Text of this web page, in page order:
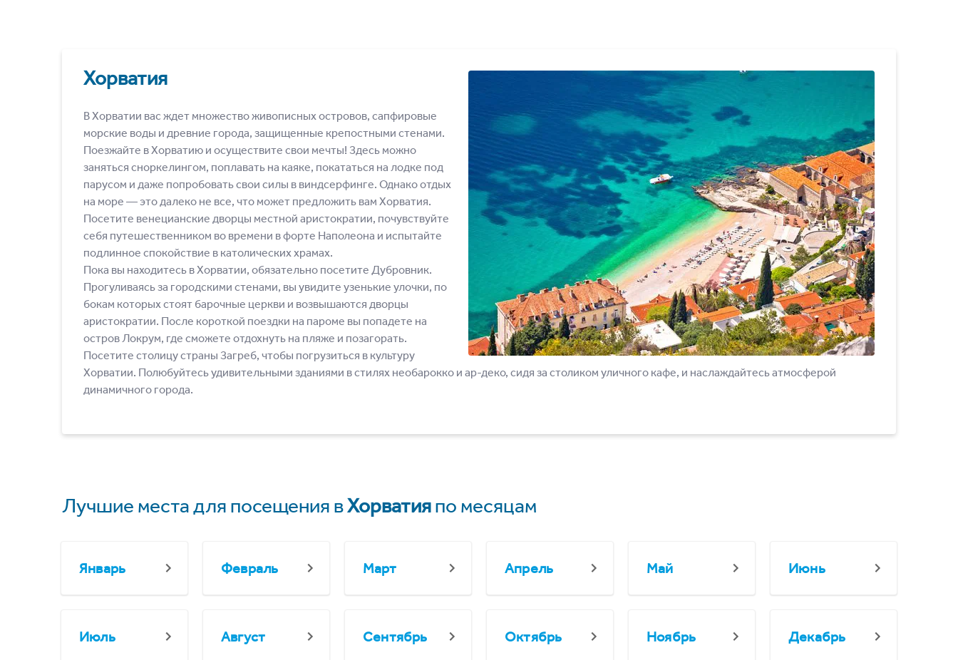
Хорватия
В Хорватии вас ждет множество живописных островов, сапфировые
морские воды и древние города, защищенные крепостными стенами.
Поезжайте в Хорватию и осуществите свои мечты! Здесь можно
заняться сноркелингом, поплавать на каяке, покататься на лодке под
парусом и даже попробовать свои силы в виндсерфинге. Однако отдых
на море ― это далеко не все, что может предложить вам Хорватия.
Посетите венецианские дворцы местной аристократии, почувствуйте
себя путешественником во времени в форте Наполеона и испытайте
подлинное спокойствие в католических храмах.
Пока вы находитесь в Хорватии, обязательно посетите Дубровник.
Прогуливаясь за городскими стенами, вы увидите узенькие улочки, по
бокам которых стоят барочные церкви и возвышаются дворцы
аристократии. После короткой поездки на пароме вы попадете на
остров Локрум, где сможете отдохнуть на пляже и позагорать.
Посетите столицу страны Загреб, чтобы погрузиться в культуру
Хорватии. Полюбуйтесь удивительными зданиями в стилях необарокко и ар-деко, сидя за столиком уличного кафе, и наслаждайтесь атмосферой
динамичного города.
Лучшие места для посещения вХорватияпо месяцам
Январь Февраль Март Апрель Май Июнь
Июль Август Сентябрь Октябрь Ноябрь Декабрь